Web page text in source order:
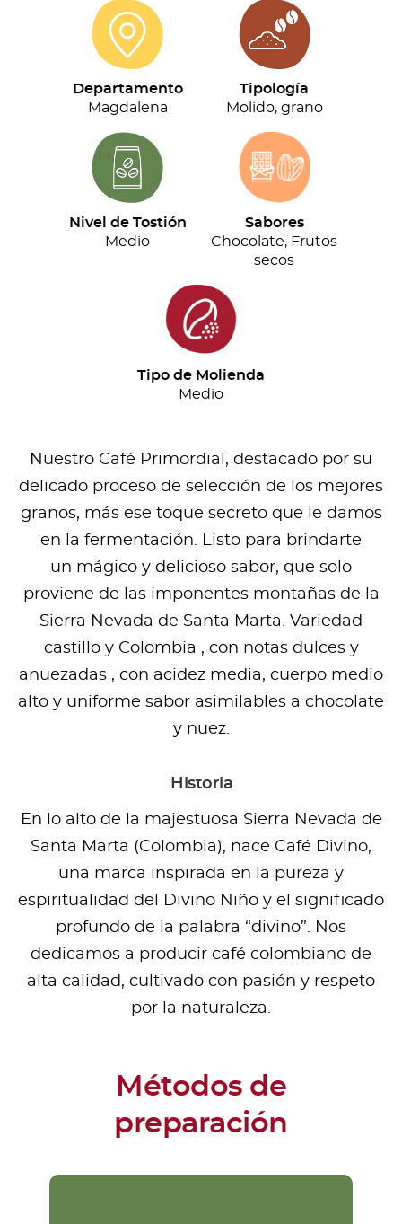
(500G)
cantidad
Departamento
Magdalena
Tipología
Molido, grano
Nivel de Tostión
Medio
Sabores
Chocolate, Frutos
secos
Tipo de Molienda
Medio
Nuestro Café Primordial, destacado por su
delicado proceso de selección de los mejores
granos, más ese toque secreto que le damos
en la fermentación. Listo para brindarte
un mágico y delicioso sabor, que solo
proviene de las imponentes montañas de la
Sierra Nevada de Santa Marta. Variedad
castillo y Colombia , con notas dulces y
anuezadas , con acidez media, cuerpo medio
alto y uniforme sabor asimilables a chocolate
y nuez.
Historia
En lo alto de la majestuosa Sierra Nevada de
Santa Marta (Colombia), nace Café Divino,
una marca inspirada en la pureza y
espiritualidad del Divino Niño y el significado
profundo de la palabra “divino”. Nos
dedicamos a producir café colombiano de
alta calidad, cultivado con pasión y respeto
por la naturaleza.
Métodos de
preparación